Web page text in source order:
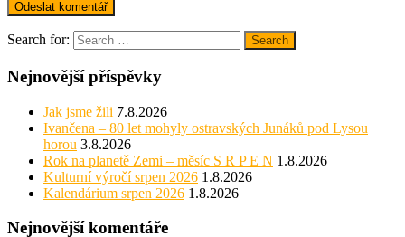
Search for: Search
Nejnovější příspěvky
Jak jsme žili 7.8.2026
Ivančena – 80 let mohyly ostravských Junáků pod Lysou
horou 3.8.2026
Rok na planetě Zemi – měsíc S R P E N 1.8.2026
Kulturní výročí srpen 2026 1.8.2026
Kalendárium srpen 2026 1.8.2026
Nejnovější komentáře